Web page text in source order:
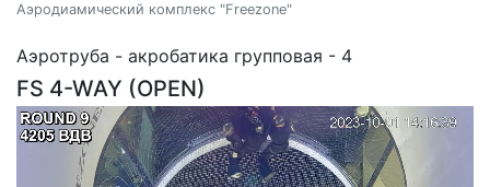
Аэродиамический комплекс "Freezone"
Аэротруба - акробатика групповая - 4
FS 4-WAY (OPEN)